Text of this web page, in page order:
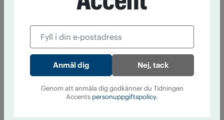
Nej, tack
Genom att anmäla dig godkänner du Tidningen
Accents personuppgiftspolicy.